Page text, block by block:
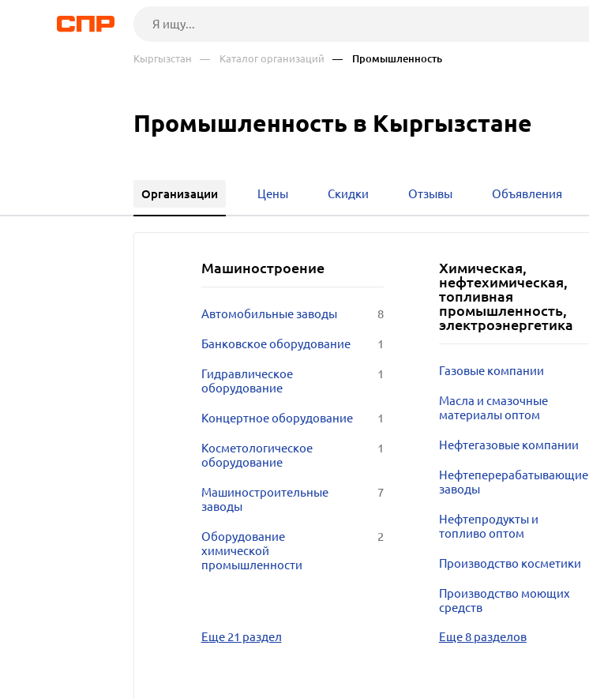
Кыргызстан — Каталог организаций — Промышленность
Промышленность в Кыргызстане
Организации Цены Скидки Отзывы Объявления
Машиностроение
Автомобильные заводы 8
Банковское оборудование 1
Гидравлическое
оборудование
1
Концертное оборудование 1
Косметологическое
оборудование
1
Машиностроительные
заводы
7
Оборудование
химической
промышленности
2
Еще 21 раздел
Химическая,
нефтехимическая,
топливная
промышленность,
электроэнергетика
Газовые компании
Масла и смазочные
материалы оптом
Нефтегазовые компании
Нефтеперерабатывающие
заводы
Нефтепродукты и
топливо оптом
Производство косметики
Производство моющих
средств
Еще 8 разделов